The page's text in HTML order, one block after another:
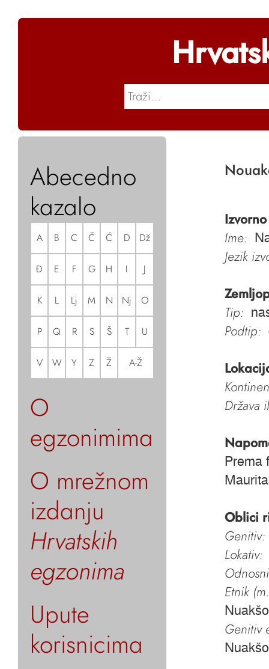
Abecedno
kazalo
A B C Č Ć D Dž
Đ E F G H I J
K L Lj M N Nj O
P Q R S Š T U
V W Y Z Ž A-Ž
O
egzonimima
O mrežnom
izdanju
Hrvatskih
egzonima
Upute
korisnicima
Ime:
Jezik
Tip:
Podtip:
Država
Prema
Oblici
Genitiv:
Lokativ:
Etnik
Genitiv